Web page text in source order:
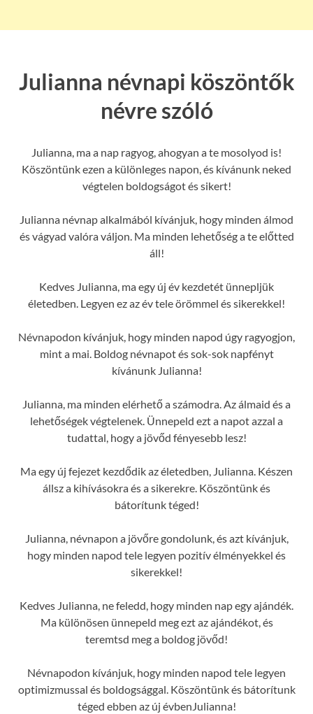
Julianna névnapi köszöntők
névre szóló
Julianna, ma a nap ragyog, ahogyan a te mosolyod is!
Köszöntünk ezen a különleges napon, és kívánunk neked
végtelen boldogságot és sikert!
Julianna névnap alkalmából kívánjuk, hogy minden álmod
és vágyad valóra váljon. Ma minden lehetőség a te előtted
áll!
Kedves Julianna, ma egy új év kezdetét ünnepljük
életedben. Legyen ez az év tele örömmel és sikerekkel!
Névnapodon kívánjuk, hogy minden napod úgy ragyogjon,
mint a mai. Boldog névnapot és sok-sok napfényt
kívánunk Julianna!
Julianna, ma minden elérhető a számodra. Az álmaid és a
lehetőségek végtelenek. Ünnepeld ezt a napot azzal a
tudattal, hogy a jövőd fényesebb lesz!
Ma egy új fejezet kezdődik az életedben, Julianna. Készen
állsz a kihívásokra és a sikerekre. Köszöntünk és
bátorítunk téged!
Julianna, névnapon a jövőre gondolunk, és azt kívánjuk,
hogy minden napod tele legyen pozitív élményekkel és
sikerekkel!
Kedves Julianna, ne feledd, hogy minden nap egy ajándék.
Ma különösen ünnepeld meg ezt az ajándékot, és
teremtsd meg a boldog jövőd!
Névnapodon kívánjuk, hogy minden napod tele legyen
optimizmussal és boldogsággal. Köszöntünk és bátorítunk
téged ebben az új évbenJulianna!